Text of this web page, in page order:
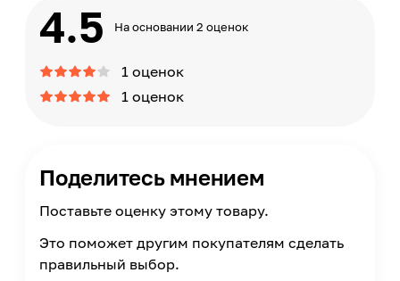
4.5 На основании 2 оценок
1 оценок
1 оценок
Поделитесь мнением
Поставьте оценку этому товару.
Это поможет другим покупателям сделать
правильный выбор.